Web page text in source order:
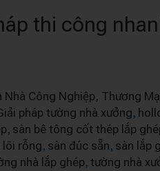
thi công
Nhà Công Nghiệp, Thương
pháp tường nhà xưởng,
, sàn bê tông cốt thép lắp
lõi rỗng, sàn đúc sẵn, sàn lắp
nhà lắp ghép, tường nhà